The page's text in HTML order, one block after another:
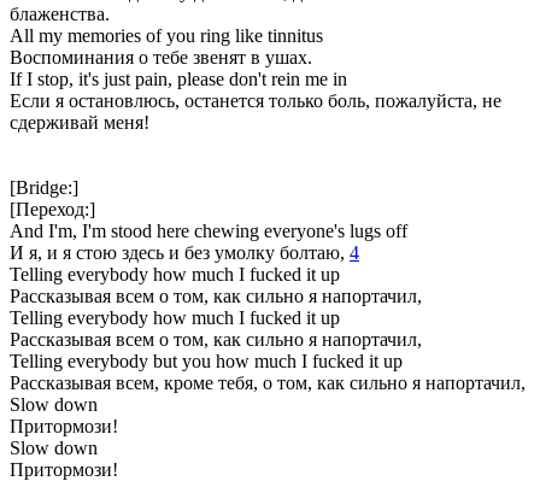
блаженства.
All my memories of you ring like tinnitus
Воспоминания о тебе звенят в ушах.
If I stop, it's just pain, please don't rein me in
Если я остановлюсь, останется только боль, пожалуйста, не
сдерживай меня!
[Bridge:]
[Переход:]
And I'm, I'm stood here chewing everyone's lugs off
И я, и я стою здесь и без умолку болтаю, 4
Telling everybody how much I fucked it up
Рассказывая всем о том, как сильно я напортачил,
Telling everybody how much I fucked it up
Рассказывая всем о том, как сильно я напортачил,
Telling everybody but you how much I fucked it up
Рассказывая всем, кроме тебя, о том, как сильно я напортачил,
Slow down
Притормози!
Slow down
Притормози!